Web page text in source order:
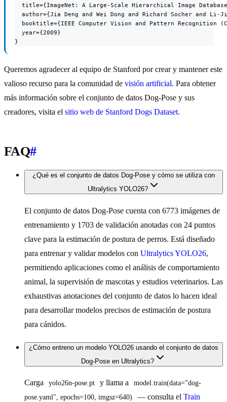
title={ImageNet: A Large-Scale Hierarchical Image
author={Jia Deng and Wei Dong and Richard Socher and Li-
booktitle={IEEE Computer Vision and Pattern Recognition
  year={2009}
}
Queremos agradecer al equipo de Stanford por crear y mantener este
valioso recurso para la comunidad de visión artificial. Para obtener
más información sobre el conjunto de datos Dog-Pose y sus
creadores, visita el sitio web de Stanford Dogs Dataset.
FAQ#
¿Qué es el conjunto de datos Dog-Pose y cómo se utiliza con
Ultralytics YOLO26?
El conjunto de datos Dog-Pose cuenta con 6773 imágenes de
entrenamiento y 1703 de validación anotadas con 24 puntos
clave para la estimación de postura de perros. Está diseñado
para entrenar y validar modelos con Ultralytics YOLO26,
permitiendo aplicaciones como el análisis de comportamiento
animal, la supervisión de mascotas y estudios veterinarios. Las
exhaustivas anotaciones del conjunto de datos lo hacen ideal
para desarrollar modelos precisos de estimación de postura
para cánidos.
¿Cómo entreno un modelo YOLO26 usando el conjunto de datos
Dog-Pose en Ultralytics?
Carga yolo26n-pose.pt y llama a
model.train(data="dog-
pose.yaml", epochs=100, imgsz=640)
— consulta el Train